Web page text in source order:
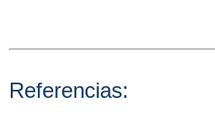
Referencias: